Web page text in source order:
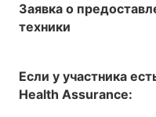
Заявка о
техники
Если у участника
Health Assurance: